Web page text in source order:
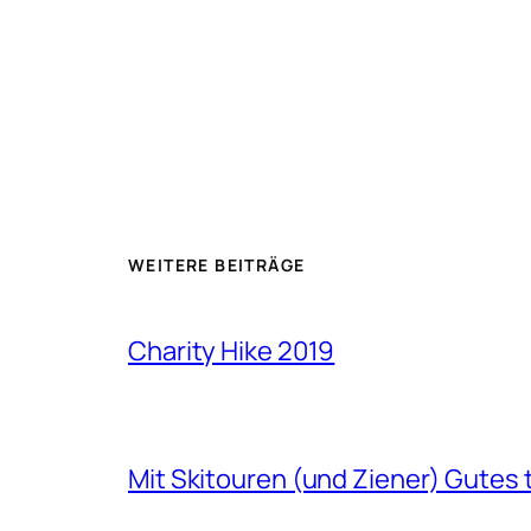
WEITERE BEITRÄGE
Charity Hike 2019
Mit Skitouren (und Ziener) Gutes